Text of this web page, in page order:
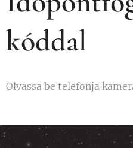
kóddal
Olvassa be telefonja